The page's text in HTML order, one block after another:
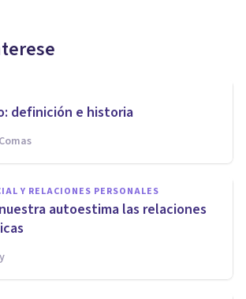
definición e historia
Y RELACIONES PERSONALES
autoestima las relaciones